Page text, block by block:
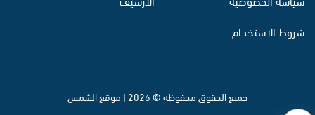
شروط الاستخدام
جميع الحقوق محفوظة © 2026 | موقع الشمس